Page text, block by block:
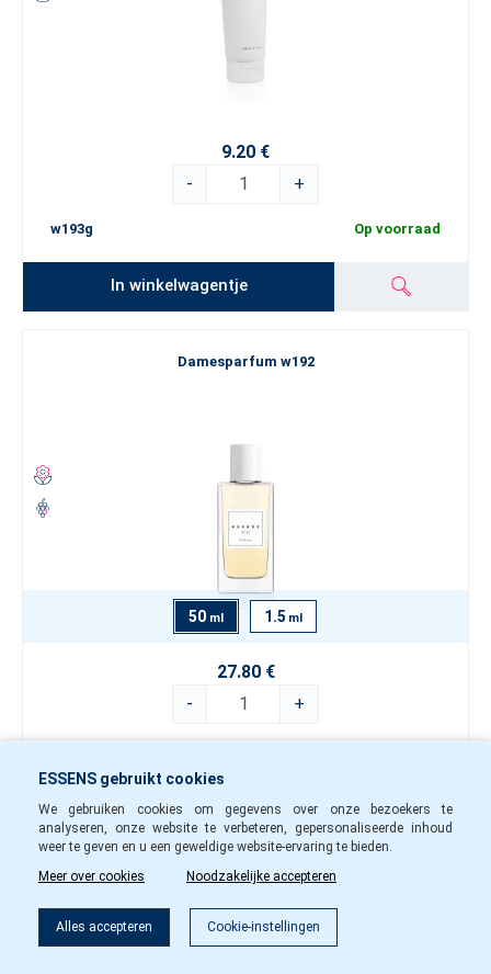
9.20 €
-
+
w193g Op voorraad
In winkelwagentje
Damesparfum w192
50 ml 1.5 ml
27.80 €
-
+
In winkelwagentje
Douchegel w192
ESSENS gebruikt cookies
We gebruiken cookies om gegevens over onze bezoekers te
analyseren, onze website te verbeteren, gepersonaliseerde inhoud
weer te geven en u een geweldige website-ervaring te bieden.
Meer over cookies
Noodzakelijke accepteren
Alles accepteren Cookie-instellingen